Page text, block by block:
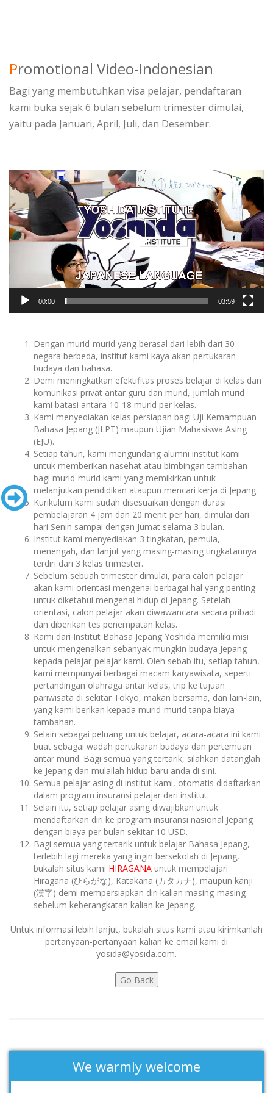
Promotional Video-Indonesian
Bagi yang membutuhkan visa pelajar, pendaftaran
kami buka sejak 6 bulan sebelum trimester dimulai,
yaitu pada Januari, April, Juli, dan Desember.
動
画
レ
ー
ヤ
ー
00:00 03:59
Dengan murid-murid yang berasal dari lebih dari 30
negara berbeda, institut kami kaya akan pertukaran
budaya dan bahasa.
Demi meningkatkan efektifitas proses belajar di kelas dan
komunikasi privat antar guru dan murid, jumlah murid
kami batasi antara 10-18 murid per kelas.
Kami menyediakan kelas persiapan bagi Uji Kemampuan
Bahasa Jepang (JLPT) maupun Ujian Mahasiswa Asing
(EJU).
Setiap tahun, kami mengundang alumni institut kami
untuk memberikan nasehat atau bimbingan tambahan
bagi murid-murid kami yang memikirkan untuk
melanjutkan pendidikan ataupun mencari kerja di Jepang.
Kurikulum kami sudah disesuaikan dengan durasi
pembelajaran 4 jam dan 20 menit per hari, dimulai dari
hari Senin sampai dengan Jumat selama 3 bulan.
Institut kami menyediakan 3 tingkatan, pemula,
menengah, dan lanjut yang masing-masing tingkatannya
terdiri dari 3 kelas trimester.
Sebelum sebuah trimester dimulai, para calon pelajar
akan kami orientasi mengenai berbagai hal yang penting
untuk diketahui mengenai hidup di Jepang. Setelah
orientasi, calon pelajar akan diwawancara secara pribadi
dan diberikan tes penempatan kelas.
Kami dari Institut Bahasa Jepang Yoshida memiliki misi
untuk mengenalkan sebanyak mungkin budaya Jepang
kepada pelajar-pelajar kami. Oleh sebab itu, setiap tahun,
kami mempunyai berbagai macam karyawisata, seperti
pertandingan olahraga antar kelas, trip ke tujuan
pariwisata di sekitar Tokyo, makan bersama, dan lain-lain,
yang kami berikan kepada murid-murid tanpa biaya
tambahan.
Selain sebagai peluang untuk belajar, acara-acara ini kami
buat sebagai wadah pertukaran budaya dan pertemuan
antar murid. Bagi semua yang tertarik, silahkan datanglah
ke Jepang dan mulailah hidup baru anda di sini.
Semua pelajar asing di institut kami, otomatis didaftarkan
dalam program insuransi pelajar dari institut.
Selain itu, setiap pelajar asing diwajibkan untuk
mendaftarkan diri ke program insuransi nasional Jepang
dengan biaya per bulan sekitar 10 USD.
Bagi semua yang tertarik untuk belajar Bahasa Jepang,
terlebih lagi mereka yang ingin bersekolah di Jepang,
bukalah situs kami HIRAGANA untuk mempelajari
Hiragana (ひらがな), Katakana (カタカナ), maupun kanji
(漢字) demi mempersiapkan diri kalian masing-masing
sebelum keberangkatan kalian ke Jepang.
Untuk informasi lebih lanjut, bukalah situs kami atau kirimkanlah
pertanyaan-pertanyaan kalian ke email kami di
yosida@yosida.com.
We warmly welcome